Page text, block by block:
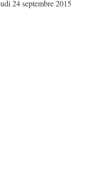
24 septembre 2015